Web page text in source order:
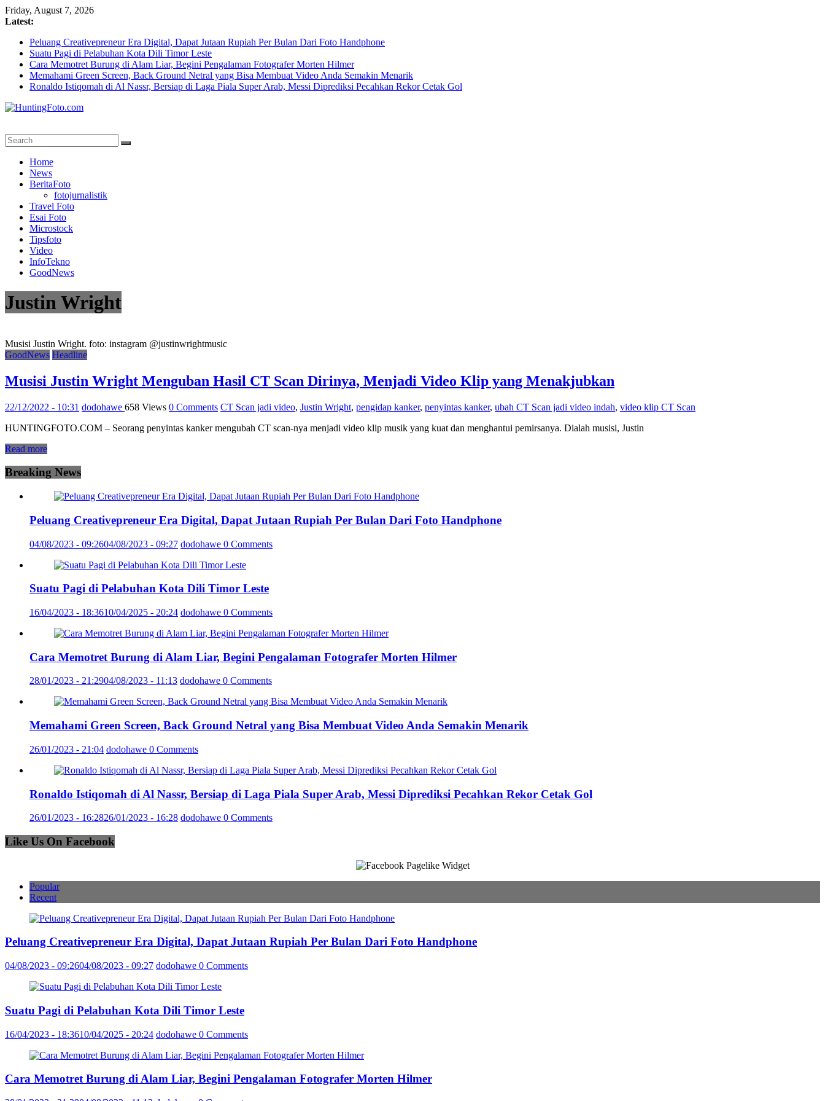
Skip
to
Friday, August 7, 2026
Latest:
Peluang Creativepreneur Era Digital, Dapat Jutaan Rupiah Per Bulan Dari Foto Handphone
Suatu Pagi di Pelabuhan Kota Dili Timor Leste
Cara Memotret Burung di Alam Liar, Begini Pengalaman Fotografer Morten Hilmer
Memahami Green Screen, Back Ground Netral yang Bisa Membuat Video Anda Semakin Menarik
Ronaldo Istiqomah di Al Nassr, Bersiap di Laga Piala Super Arab, Messi Diprediksi Pecahkan Rekor Cetak Gol
Berita
Fotografi
Terpercaya
Home
News
BeritaFoto
fotojurnalistik
Travel Foto
Esai Foto
Microstock
Tipsfoto
Video
InfoTekno
GoodNews
Justin Wright
Musisi Justin Wright. foto: instagram @justinwrightmusic
GoodNews Headline
Musisi Justin Wright Menguban Hasil CT Scan Dirinya, Menjadi Video Klip yang Menakjubkan
22/12/2022 - 10:31 dodohawe 658 Views 0 Comments CT Scan jadi video, Justin Wright, pengidap kanker, penyintas kanker, ubah CT Scan jadi video indah, video klip CT Scan
HUNTINGFOTO.COM – Seorang penyintas kanker mengubah CT scan-nya menjadi video klip musik yang kuat dan menghantui pemirsanya. Dialah musisi, Justin
Read more
Breaking News
Peluang Creativepreneur Era Digital, Dapat Jutaan Rupiah Per Bulan Dari Foto Handphone
04/08/2023 - 09:2604/08/2023 - 09:27 dodohawe 0 Comments
Suatu Pagi di Pelabuhan Kota Dili Timor Leste
16/04/2023 - 18:3610/04/2025 - 20:24 dodohawe 0 Comments
Cara Memotret Burung di Alam Liar, Begini Pengalaman Fotografer Morten Hilmer
28/01/2023 - 21:2904/08/2023 - 11:13 dodohawe 0 Comments
Memahami Green Screen, Back Ground Netral yang Bisa Membuat Video Anda Semakin Menarik
26/01/2023 - 21:04 dodohawe 0 Comments
Ronaldo Istiqomah di Al Nassr, Bersiap di Laga Piala Super Arab, Messi Diprediksi Pecahkan Rekor Cetak Gol
26/01/2023 - 16:2826/01/2023 - 16:28 dodohawe 0 Comments
Like Us On Facebook
Popular
Recent
Peluang Creativepreneur Era Digital, Dapat Jutaan Rupiah Per Bulan Dari Foto Handphone
04/08/2023 - 09:2604/08/2023 - 09:27 dodohawe 0 Comments
Suatu Pagi di Pelabuhan Kota Dili Timor Leste
16/04/2023 - 18:3610/04/2025 - 20:24 dodohawe 0 Comments
Cara Memotret Burung di Alam Liar, Begini Pengalaman Fotografer Morten Hilmer